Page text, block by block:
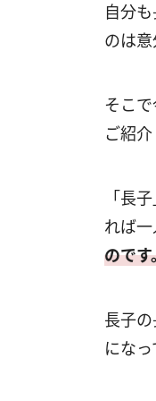
自分
のは意
そこ
ご紹介
「長
れば一
のです
長子
にな